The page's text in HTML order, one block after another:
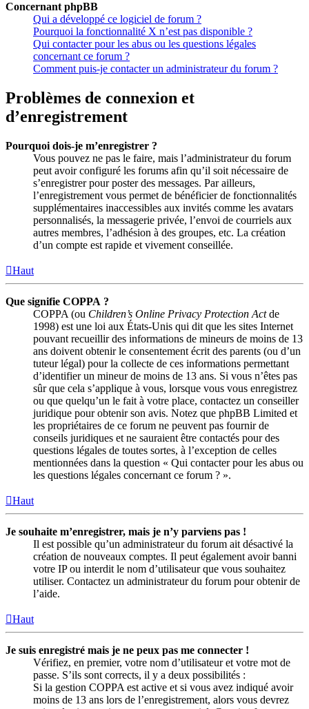
Concernant phpBB
Qui a développé ce logiciel de forum ?
Pourquoi la fonctionnalité X n’est pas disponible ?
Qui contacter pour les abus ou les questions légales
concernant ce forum ?
Comment puis-je contacter un administrateur du forum ?
Problèmes de connexion et
d’enregistrement
Pourquoi dois-je m’enregistrer ?
Vous pouvez ne pas le faire, mais l’administrateur du forum
peut avoir configuré les forums afin qu’il soit nécessaire de
s’enregistrer pour poster des messages. Par ailleurs,
l’enregistrement vous permet de bénéficier de fonctionnalités
supplémentaires inaccessibles aux invités comme les avatars
personnalisés, la messagerie privée, l’envoi de courriels aux
autres membres, l’adhésion à des groupes, etc. La création
d’un compte est rapide et vivement conseillée.
Haut
Que signifie COPPA ?
COPPA (ou Children’s Online Privacy Protection Actde
1998) est une loi aux États-Unis qui dit que les sites Internet
pouvant recueillir des informations de mineurs de moins de 13
ans doivent obtenir le consentement écrit des parents (ou d’un
tuteur légal) pour la collecte de ces informations permettant
d’identifier un mineur de moins de 13 ans. Si vous n’êtes pas
sûr que cela s’applique à vous, lorsque vous vous enregistrez
ou que quelqu’un le fait à votre place, contactez un conseiller
juridique pour obtenir son avis. Notez que phpBB Limited et
les propriétaires de ce forum ne peuvent pas fournir de
conseils juridiques et ne sauraient être contactés pour des
questions légales de toutes sortes, à l’exception de celles
mentionnées dans la question « Qui contacter pour les abus ou
les questions légales concernant ce forum ? ».
Haut
Je souhaite m’enregistrer, mais je n’y parviens pas !
Il est possible qu’un administrateur du forum ait désactivé la
création de nouveaux comptes. Il peut également avoir banni
votre IP ou interdit le nom d’utilisateur que vous souhaitez
utiliser. Contactez un administrateur du forum pour obtenir de
l’aide.
Haut
Je suis enregistré mais je ne peux pas me connecter !
Vérifiez, en premier, votre nom d’utilisateur et votre mot de
passe. S’ils sont corrects, il y a deux possibilités :
Si la gestion COPPA est active et si vous avez indiqué avoir
moins de 13 ans lors de l’enregistrement, alors vous devrez